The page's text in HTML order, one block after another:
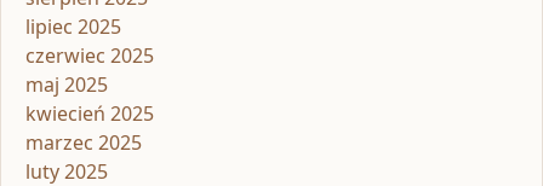
lipiec 2025
czerwiec 2025
maj 2025
kwiecień 2025
marzec 2025
luty 2025